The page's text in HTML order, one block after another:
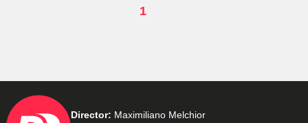
1
Director: Maximiliano Melchior